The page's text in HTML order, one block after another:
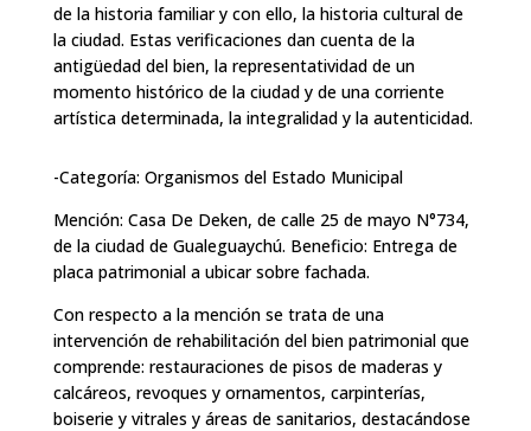
de la historia familiar y con ello, la historia cultural de
la ciudad. Estas verificaciones dan cuenta de la
antigüedad del bien, la representatividad de un
momento histórico de la ciudad y de una corriente
artística determinada, la integralidad y la autenticidad.
-Categoría: Organismos del Estado Municipal
Mención: Casa De Deken, de calle 25 de mayo N°734,
de la ciudad de Gualeguaychú. Beneficio: Entrega de
placa patrimonial a ubicar sobre fachada.
Con respecto a la mención se trata de una
intervención de rehabilitación del bien patrimonial que
comprende: restauraciones de pisos de maderas y
calcáreos, revoques y ornamentos, carpinterías,
boiserie y vitrales y áreas de sanitarios, destacándose